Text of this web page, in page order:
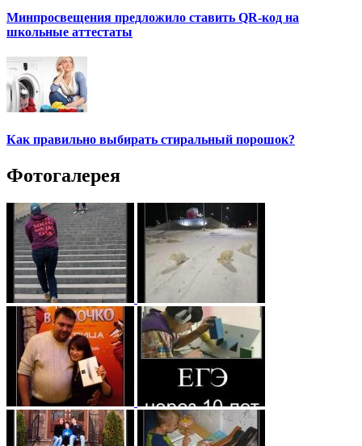
Минпросвещения предложило ставить QR-код на
школьные аттестаты
Как правильно выбирать стиральный порошок?
Фотогалерея